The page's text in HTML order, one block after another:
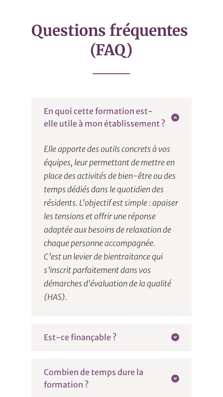
Questions fréquentes
(FAQ)
En quoi cette formation est-
elle utile à mon établissement ?
Elle apporte des outils concrets à vos
équipes, leur permettant de mettre en
place des activités de bien-être ou des
temps dédiés dans le quotidien des
résidents. L'objectif est simple : apaiser
les tensions et offrir une réponse
adaptée aux besoins de relaxation de
chaque personne accompagnée.
C’est un levier de bientraitance qui
s’inscrit parfaitement dans vos
démarches d'évaluation de la qualité
(HAS).
Est-ce finançable ?
déclaration d'activité auprès de la
DREETS. La certification Qualiopi est
Combien de temps dure la
formation ?